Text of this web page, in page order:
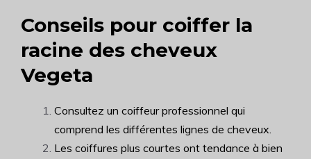
Conseils pour coiffer la
racine des cheveux
Vegeta
Consultez un coiffeur professionnel qui
comprend les différentes lignes de cheveux.
Les coiffures plus courtes ont tendance à bien